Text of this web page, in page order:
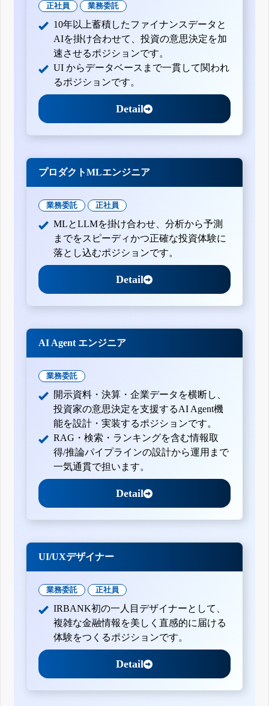
正社員 業務委託
10年以上蓄積したファイナンスデータと
AIを掛け合わせて、投資の意思決定を加
速させるポジションです。
UI からデータベースまで一貫して関われ
るポジションです。
Detail
プロダクトMLエンジニア
業務委託 正社員
MLとLLMを掛け合わせ、分析から予測
までをスピーディかつ正確な投資体験に
落とし込むポジションです。
Detail
AI Agent エンジニア
業務委託
開示資料・決算・企業データを横断し、
投資家の意思決定を支援するAI Agent機
能を設計・実装するポジションです。
RAG・検索・ランキングを含む情報取
得/推論パイプラインの設計から運用まで
一気通貫で担います。
Detail
UI/UXデザイナー
業務委託 正社員
IRBANK初の一人目デザイナーとして、
複雑な金融情報を美しく直感的に届ける
体験をつくるポジションです。
Detail